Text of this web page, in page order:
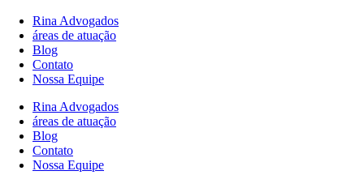
Rina Advogados
áreas de atuação
Blog
Contato
Nossa Equipe
Rina Advogados
áreas de atuação
Blog
Contato
Nossa Equipe